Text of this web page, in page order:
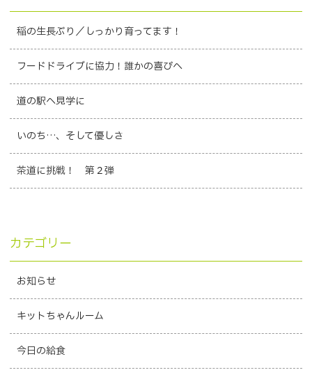
稲の生長ぶり／しっかり育ってます！
フードドライブに協力！誰かの喜びへ
道の駅へ見学に
いのち…、そして優しさ
茶道に挑戦！ 第２弾
カテゴリー
お知らせ
キットちゃんルーム
今日の給食